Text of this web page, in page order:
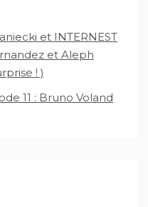
et INTERNEST
et Aleph
! )
11 : Bruno Voland